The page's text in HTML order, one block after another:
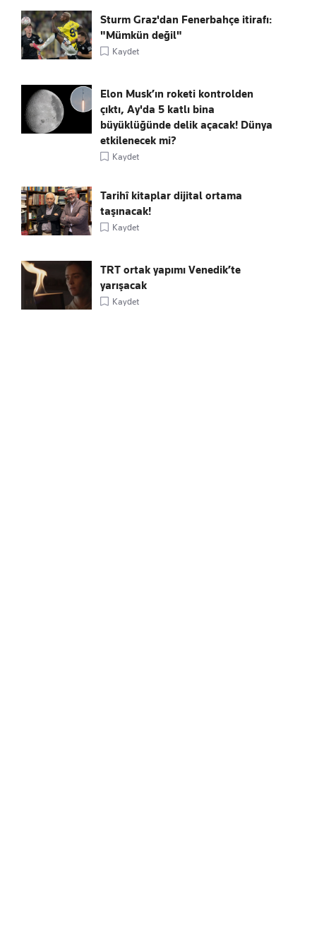
Sturm Graz'dan Fenerbahçe itirafı:
"Mümkün değil"
Kaydet
Elon Musk’ın roketi kontrolden
çıktı, Ay'da 5 katlı bina
büyüklüğünde delik açacak! Dünya
etkilenecek mi?
Kaydet
Tarihî kitaplar dijital ortama
taşınacak!
Kaydet
TRT ortak yapımı Venedik’te
yarışacak
Kaydet